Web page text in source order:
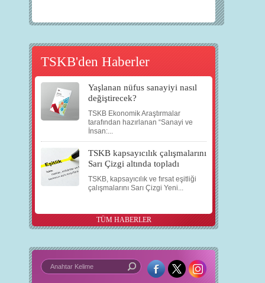
TSKB'den Haberler
Yaşlanan nüfus sanayiyi nasıl
değiştirecek?
TSKB Ekonomik Araştırmalar
tarafından hazırlanan “Sanayi ve
İnsan:...
TSKB kapsayıcılık çalışmalarını
Sarı Çizgi altında topladı
TSKB, kapsayıcılık ve fırsat eşitliği
çalışmalarını Sarı Çizgi Yeni...
TÜM HABERLER